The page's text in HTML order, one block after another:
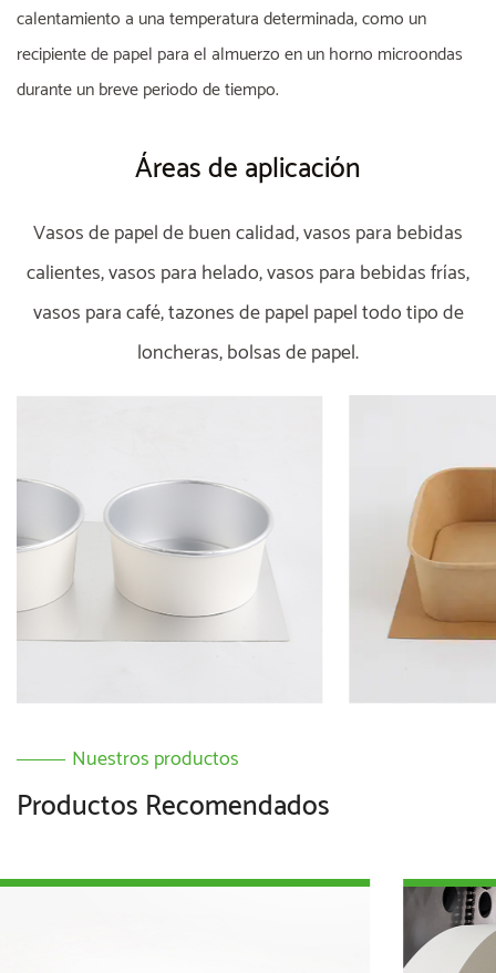
calentamiento a una temperatura determinada, como un
recipiente de papel para el almuerzo en un horno microondas
durante un breve periodo de tiempo.
Áreas de aplicación
Vasos de papel de buen calidad, vasos para bebidas
calientes, vasos para helado, vasos para bebidas frías,
vasos para café, tazones de papel papel todo tipo de
loncheras, bolsas de papel.
Nuestros productos
Productos Recomendados